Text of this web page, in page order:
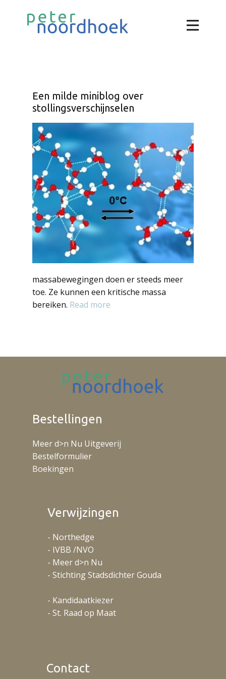
Een milde miniblog over
stollingsverschijnselen
massabewegingen doen er steeds meer
toe. Ze kunnen een kritische massa
bereiken. Read more
Bestellingen
Meer d>n Nu Uitgeverij
Bestelformulier
Boekingen
Verwijzingen
- Northedge
- IVBB /NVO
- Meer d>n Nu
- Stichting Stadsdichter Gouda
- Kandidaatkiezer
- St. Raad op Maat
Contact